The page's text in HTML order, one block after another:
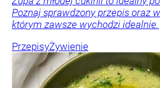
Poznaj sprawdzony przepis oraz
którym zawsze wychodzi idealnie.
PrzepisyŻywienie